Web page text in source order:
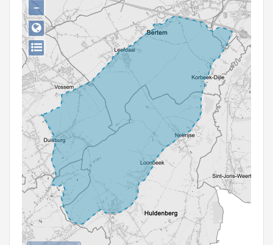
Persoon of collectief
Downloads
Hergebruik
Aanmelden
−